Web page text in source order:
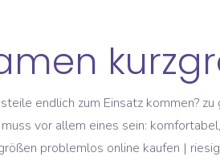
Posts - See Instagram photos and videos from Football Austria (@footballaustria) Weitere Damen Größen; Untersetzte & Kurz Grössen Damen . Schließlich will frau auch beim Sport gut aussehen und sich wohlfühlen. Von atmungsaktiver Damen Sportbekleidung aus innovativen Funktionsfasern bis zu bequemer Freizeitmode aus weichen Sweatstoffen: Atelier Goldner Schnitt bietet sportliche Damenbekleidung wie T-Shirts, Sweatshirts, Jogginghosen, Sportjacken und Sportanzüge in umfangreicher Auswahl. Sportbekleidung & Sportartikel im OTTO Online-Shop › Top Marken Kauf auf Rechnung Ratenkauf möglich › Jetzt online bestellen! ... Zip-off Outdoorhose Damen Kurzgrößen. Die richtige Sportbekleidung sollte perfekt sitzen und beim Sport nicht stören. Stylishe Jeans, Bekleidung & Schuhe für die ganze Familie jetzt preiswert gebraucht bei ubup kaufen. Zum stÃ¤rkeren VergrÃ¶Ãern mit zwei Fingern aufziehen. Große Auswahl und Top Produkte. Leider ist ein Problem beim Speichern Ihrer Cookie-Einstellungen aufgetreten. Damen Sporthosen online kaufen bei OTTO ��� Große Auswahl Top Marken Ratenkauf & Kauf auf Rechnung möglich ��� Jetzt online bestellen! Trekkinghosen. Bei uns wird großes Augenmerk auf eine objektive Auswertung der Daten gelegt als auch der Artikel am Ende durch eine finalen Bewertung eingeordnet. Joggen, Yoga, Nordic Walking oder Gymnastik ��� für jede Sportart und Witterung gibt es spezielle Damen-Fitness-Bekleidung, mit der du deine persönliche Performance steigerst und in der du dich wohlfühlst. Kurzgrößen Mode wird für Damen mit einer Körpergröße zwischen 1,55 Meter und 1,65 Meter angeboten. Jetzt online bestellen! Sportlich aktive Frauen, aufgepasst: Neben sogenannten Normal- und Übergrößen bietet Atelier Goldner Schnitt auch hochwertige Damen Sporthosen in Kurzgrößen. Damen Sporthosen online kaufen bei OTTO › Große Auswahl Top Marken Ratenkauf & Kauf auf Rechnung möglich › Jetzt online bestellen! Im Onlineshop von Jelmoli Versand ganz einfach die richtige Sportbekleidung finden | Gratis Versand & Retoure Flexible Zahlungsmöglichkeiten 20 CHF Neukunden-Bonus 30 Tage Rückgaberecht | Jelmoli Versand | Hochwertige, funktionelle Sportbekleidung mit Style. Für Damen unter 1,64 Meter bedeutet dies, dass herkömmliche